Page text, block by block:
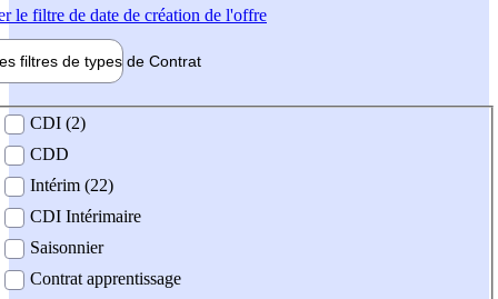
le filtre de date de création de l'offre
filtres de types de Contrat
contrat
CDI (2)
CDD
Intérim (22)
CDI Intérimaire
Saisonnier
Contrat apprentissage